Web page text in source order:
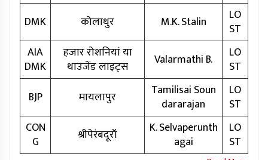
DMK
कोलाथुर M.K. Stalin
LO
ST
AIA
DMK
हजार रोशनियां या
थाउजेंड लाइट्स
Valarmathi B.
LO
ST
BJP
मायलापुर
Tamilisai Soun
dararajan
LO
ST
CON
G
श्रीपेरंबदूरॉ
K. Selvaperunth
agai
LO
ST